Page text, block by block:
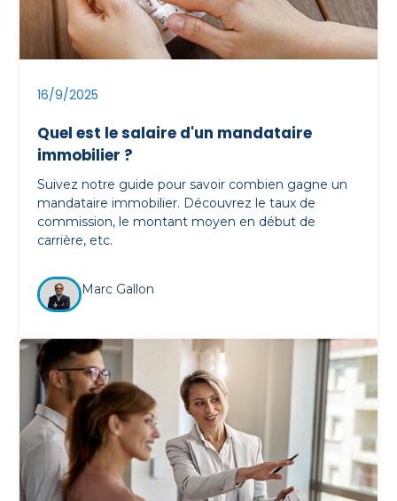
16/9/2025
Quel est le salaire d'un mandataire
immobilier ?
Suivez notre guide pour savoir combien gagne un
mandataire immobilier. Découvrez le taux de
commission, le montant moyen en début de
carrière, etc.
Marc Gallon